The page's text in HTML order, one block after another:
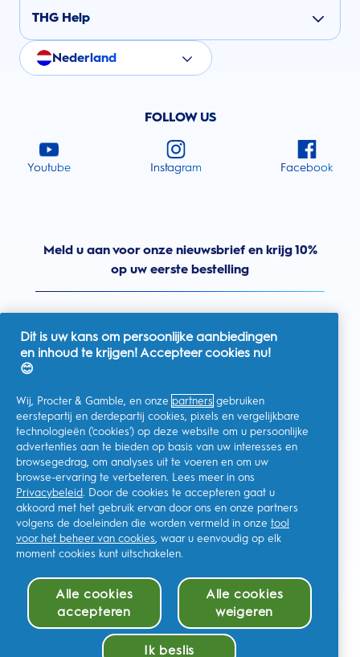
In winkelmandje (€129.99)
THG Help
Nederland
FOLLOW US
Youtube Instagram Facebook
Meld u aan voor onze nieuwsbrief en krijg 10%
op uw eerste bestelling
Ik geef toestemming voor het ontvangen van
gepersonaliseerde communicatie met betrekking tot
aanbiedingen, nieuws en andere promotionele initiatieven van
Oral-B en andere
P&G-merken
kan me op elk momentafmelden.
Procter & Gamble, als verwerkingsverantwoordelijke, zal uw
persoonlijke gegevens verwerken zodat u zich bij deze site kunt
registreren en de interactie kunt aangaan met de aangeboden
diensten en zodat P&G u, afhankelijk van uw toestemming,
relevante commerciële berichten kan sturen, waaronder
gepersonaliseerde advertenties in online media. Ontdek hier
Voor meer informatie over de verwerking van uw gegevens en
uw privacy rechten, kunt u
kijken of ons volledige
raadplegen.
U bent minstens 18 jaar oud en gaat akkoord met onzealgemene
voorwaarden.
Dit is uw kans om persoonlijke aanbiedingen
en inhoud te krijgen! Accepteer cookies nu!
😊
Wij, Procter & Gamble, en onze partners gebruiken
eerstepartij en derdepartij cookies, pixels en vergelijkbare
technologieën ('cookies') op deze website om u persoonlijke
advertenties aan te bieden op basis van uw interesses en
browsegedrag, om analyses uit te voeren en om uw
browse-ervaring te verbeteren. Lees meer in ons
Privacybeleid. Door de cookies te accepteren gaat u
akkoord met het gebruik ervan door ons en onze partners
volgens de doeleinden die worden vermeld in onze tool
voor het beheer van cookies, waar u eenvoudig op elk
moment cookies kunt uitschakelen.
Alle cookies
accepteren
Alle cookies
weigeren
Ik beslis